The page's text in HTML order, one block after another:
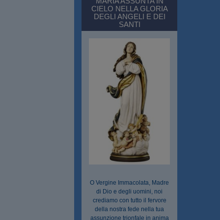
CIELO NELLA GLORIA
DEGLI ANGELI E DEI
SANTI
O Vergine Immacolata, Madre
di Dio e degli uomini, noi
crediamo con tutto il fervore
della nostra fede nella tua
assunzione trionfale in anima